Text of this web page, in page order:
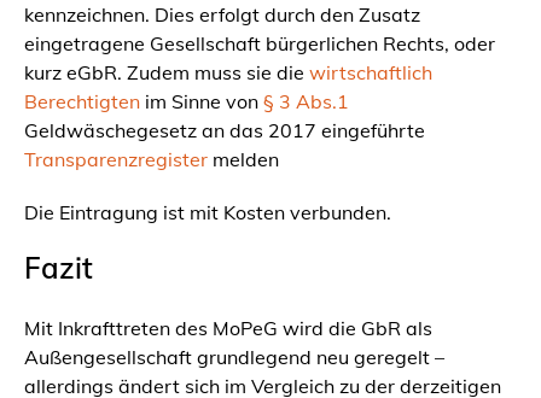
kennzeichnen. Dies erfolgt durch den Zusatz
eingetragene Gesellschaft bürgerlichen Rechts, oder
kurz eGbR. Zudem muss sie die wirtschaftlich
Berechtigten im Sinne von § 3 Abs.1
Geldwäschegesetz an das 2017 eingeführte
Transparenzregister melden
Die Eintragung ist mit Kosten verbunden.
Fazit
Mit Inkrafttreten des MoPeG wird die GbR als
Außengesellschaft grundlegend neu geregelt –
allerdings ändert sich im Vergleich zu der derzeitigen